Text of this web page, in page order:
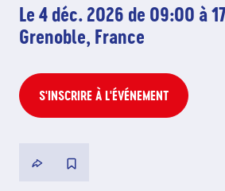
Le 4 déc. 2026 de 09:00 à
Grenoble, France
S'INSCRIRE À L'ÉVÉNEMENT